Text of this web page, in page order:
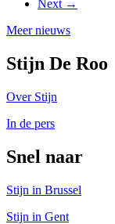
Next →
Meer nieuws
Stijn De Roo
Over Stijn
In de pers
Snel naar
Stijn in Brussel
Stijn in Gent